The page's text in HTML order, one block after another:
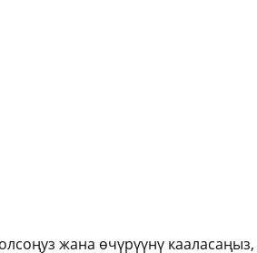
жана өчүрүүнү кааласаңыз,